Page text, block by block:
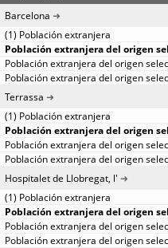
Barcelona
Terrassa
Hospitalet de Llobregat, l'